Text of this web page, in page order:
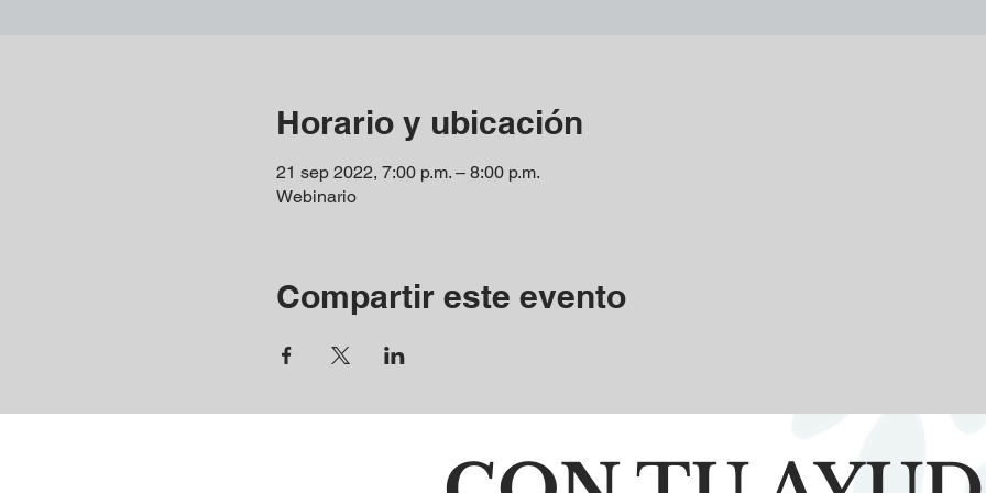
Horario y ubicación
21 sep 2022, 7:00 p.m. – 8:00 p.m.
Webinario
Compartir este evento